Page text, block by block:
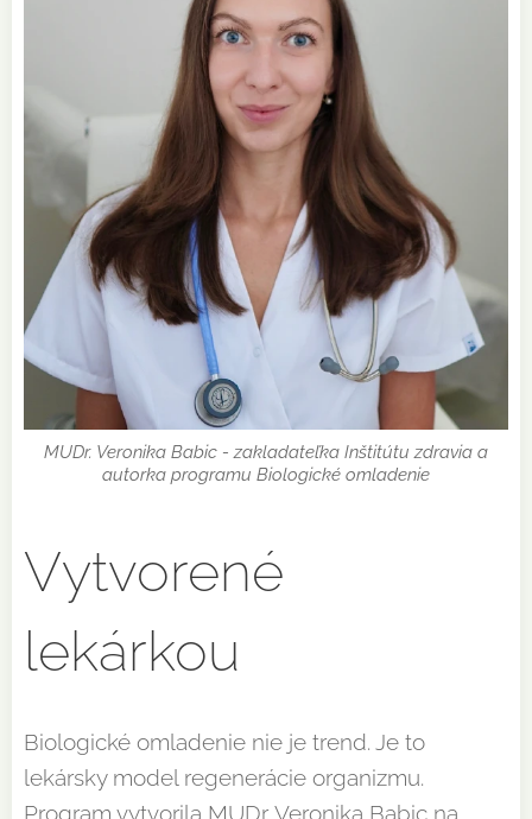
MUDr. Veronika Babic - zakladateľka Inštitútu zdravia a
autorka programu Biologické omladenie
Vytvorené
lekárkou
Biologické omladenie nie je trend. Je to
lekársky model regenerácie organizmu.
Program vytvorila MUDr. Veronika Babic na